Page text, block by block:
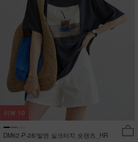
DM62-P-28/발렌 실크터치 숏팬츠_HR
리뷰 10